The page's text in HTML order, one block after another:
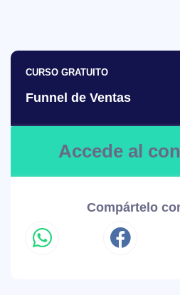
CURSO GRATUITO
Funnel de Ventas
Accede al
Compártelo